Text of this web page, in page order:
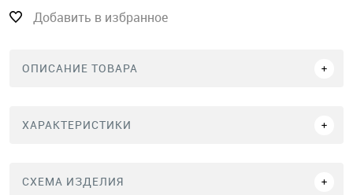
Добавить в избранное
ОПИСАНИЕ ТОВАРА
ХАРАКТЕРИСТИКИ
СХЕМА ИЗДЕЛИЯ